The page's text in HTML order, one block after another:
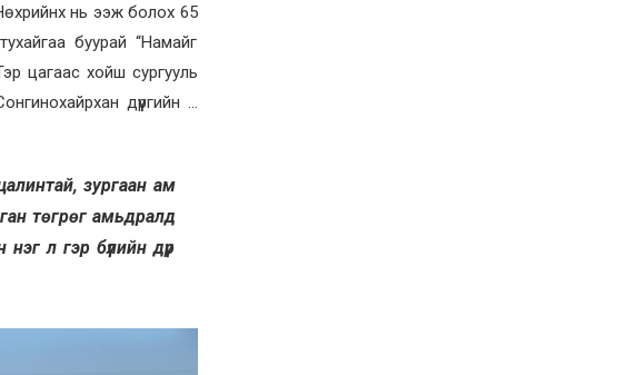
Нөхрийнх нь ээж болох 65
буурай “Намайг
цагаас хойш сургууль
дүүргийн …
зургаан ам
төгрөг амьдралд
л гэр бүлийн дүр